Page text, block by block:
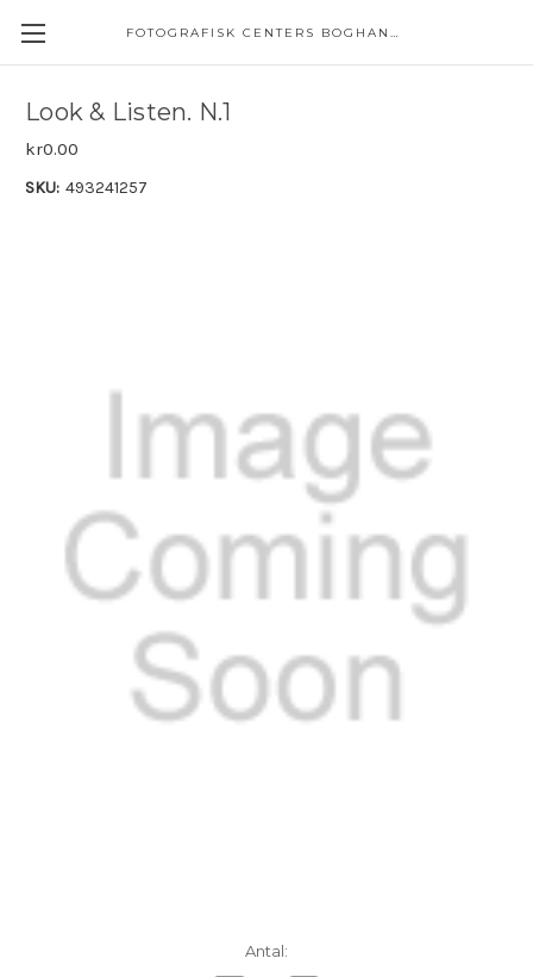
FOTOGRAFISK CENTERS BOGHANDEL
Look & Listen. N.1
kr0.00
SKU: 493241257
Antal: